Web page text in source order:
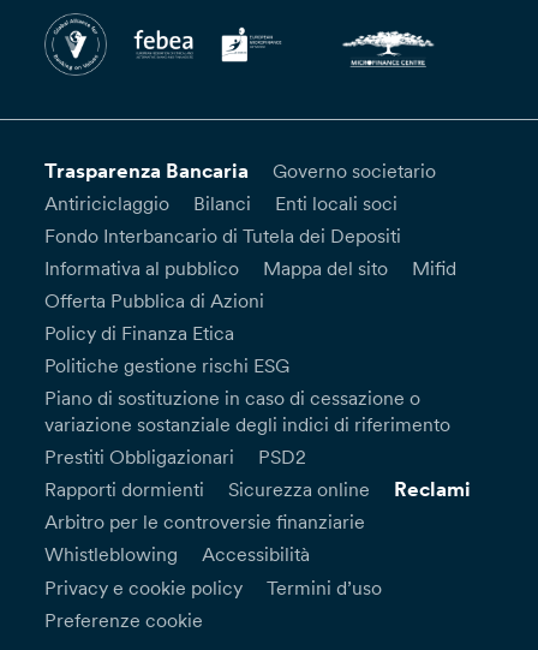
Trasparenza Bancaria
Governo societario
Antiriciclaggio
Bilanci
Enti locali soci
Fondo Interbancario di Tutela dei Depositi
Informativa al pubblico
Mappa del sito
Mifid
Offerta Pubblica di Azioni
Policy di Finanza Etica
Politiche gestione rischi ESG
Piano di sostituzione in caso di cessazione o
variazione sostanziale degli indici di riferimento
Prestiti Obbligazionari
PSD2
Rapporti dormienti
Sicurezza online Reclami
Arbitro per le controversie finanziarie
Whistleblowing
Accessibilità
Privacy e cookie policy
Termini d’uso
Preferenze cookie